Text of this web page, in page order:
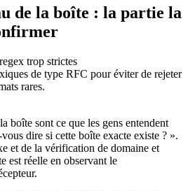
de la boîte : la partie la
trop strictes
de type RFC pour éviter de rejeter
rares.
boîte sont ce que les gens entendent
dire si cette boîte exacte existe ? ».
et de la vérification de domaine et
est réelle en observant le